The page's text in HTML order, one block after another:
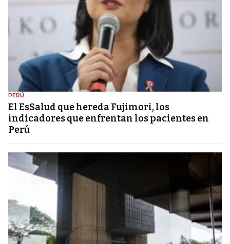
PERÚ
El EsSalud que hereda Fujimori, los
indicadores que enfrentan los pacientes en
Perú